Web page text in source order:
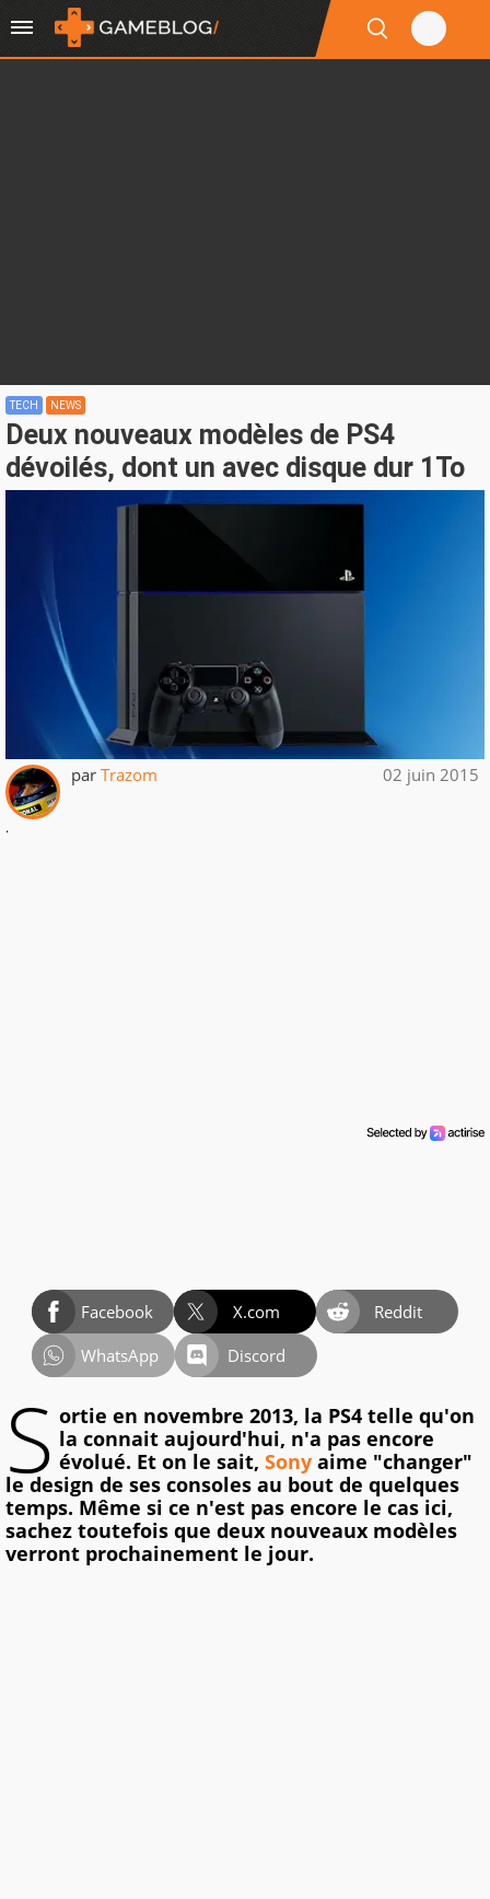
TECH NEWS
Deux nouveaux modèles de PS4
dévoilés, dont un avec disque dur 1To
par Trazom 02 juin 2015
.
Facebook X.com
Reddit
WhatsApp
Discord
S ortie en novembre 2013, la PS4 telle qu'on
la connait aujourd'hui, n'a pas encore
évolué. Et on le sait, Sony aime "changer"
le design de ses consoles au bout de quelques
temps. Même si ce n'est pas encore le cas ici,
sachez toutefois que deux nouveaux modèles
verront prochainement le jour.